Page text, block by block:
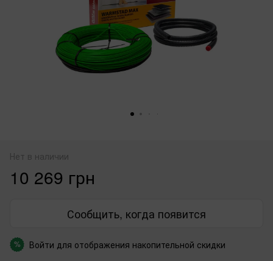
Нет в наличии
10 269 грн
Сообщить, когда появится
% Войти для отображения накопительной скидки